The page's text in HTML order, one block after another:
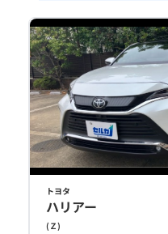
トヨタ
ハリアー
( Ｚ)